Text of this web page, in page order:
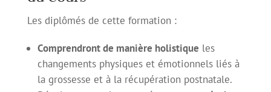
Les diplômés de cette formation :
Comprendront de manière holistique les
changements physiques et émotionnels liés à
la grossesse et à la récupération postnatale.